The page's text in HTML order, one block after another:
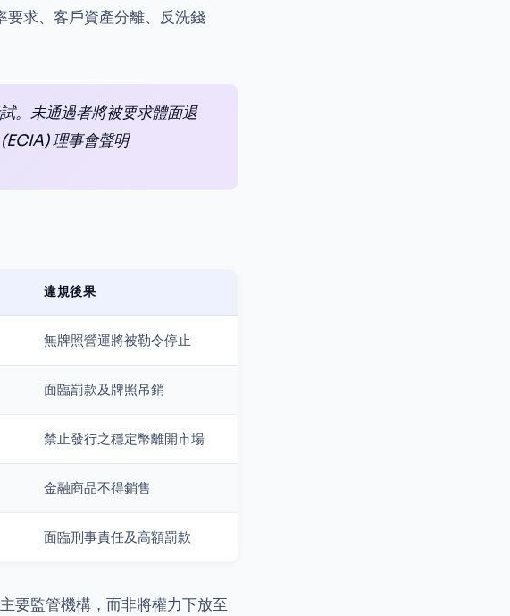
要求、客戶資產分離、反洗錢
。未通過者將被要求體面退
理事會聲明
違規後果
無牌照營運將被勒令停止
面臨罰款及牌照吊銷
禁止發行之穩定幣離開市場
金融商品不得銷售
面臨刑事責任及高額罰款
要監管機構，而非將權力下放至